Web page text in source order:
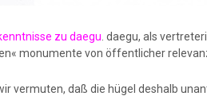
zu daegu . daegu, als
monumente von öffentlicher
vermuten, daß die hügel deshalb